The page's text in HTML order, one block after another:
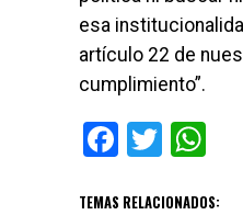
esa
artículo 22 de
cumplimiento”.
Facebook
TEMAS RELACIONADOS: